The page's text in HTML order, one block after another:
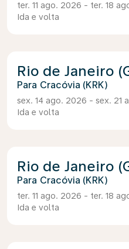
ter. 11 ago. 2026 - ter. 18
Ida e volta
Rio de Janeiro
Cracóvia (KRK)
sex. 14 ago. 2026 - sex. 21
Ida e volta
Rio de Janeiro
Cracóvia (KRK)
ter. 11 ago. 2026 - ter. 18
Ida e volta